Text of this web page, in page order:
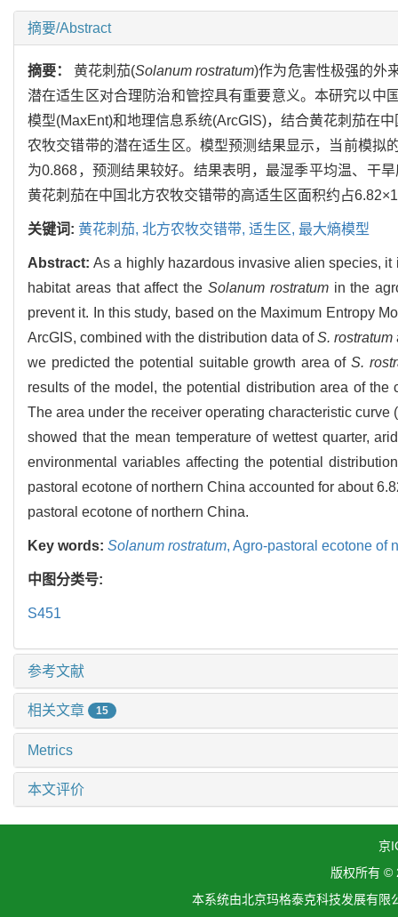
摘要/Abstract
摘要：黄花刺茄(Solanum rostratum)作为危害性极强的外
潜在适生区对合理防治和管控具有重要意义。本研究以中
模型(MaxEnt)和地理信息系统(ArcGIS)，结合黄花刺茄在
农牧交错带的潜在适生区。模型预测结果显示，当前模拟
为0.868，预测结果较好。结果表明，最湿季平均温、干
黄花刺茄在中国北方农牧交错带的高适生区面积约占
关键词: 黄花刺茄, 北方农牧交错带, 适生区, 最大熵模型
Abstract:As a highly hazardous invasive alien species,
habitat areas that affect the Solanum rostratumin the
prevent it. In this study, based on the Maximum Entropy
ArcGIS, combined with the distribution data ofS. rostratum
we predicted the potential suitable growth area ofS.
results of the model, the potential distribution area of
The area under the receiver operating characteristic
showed that the mean temperature of wettest quarter,
environmental variables affecting the potential
pastoral ecotone of northern China accounted for about
pastoral ecotone of northern China.
Key words: Solanum rostratum, Agro-pastoral ecotone of
中图分类号:
S451
参考文献
相关文章 15
Metrics
本文评价
京
版权所有 ©
本系统由北京玛格泰克科技发展有